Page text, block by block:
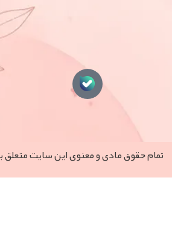
و معنوی این سایت متعلق به میکاپ 110 می‌ باشد.